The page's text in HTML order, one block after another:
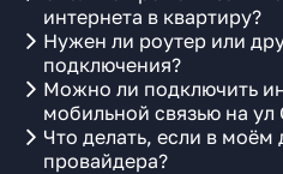
интернета в квартиру?
Нужен ли роутер или
подключения?
Можно ли подключить
мобильной связью на ул
Что делать, если в
провайдера?